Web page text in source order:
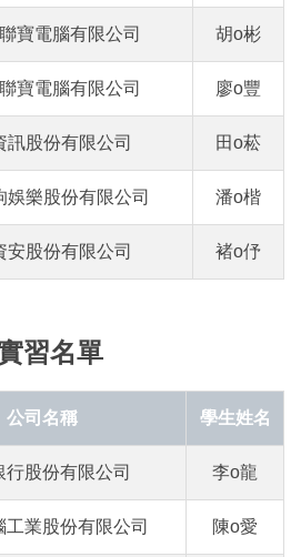
寶電腦有限公司 胡o彬
寶電腦有限公司 廖o豐
訊股份有限公司 田o菘
娛樂股份有限公司 潘o楷
安股份有限公司 褚o伃
習名單
公司名稱 學生姓名
行股份有限公司 李o龍
工業股份有限公司 陳o愛